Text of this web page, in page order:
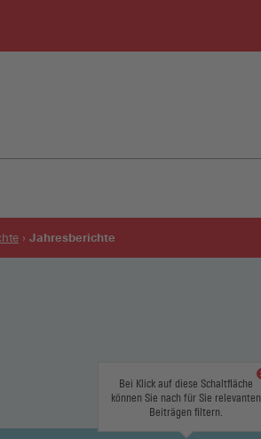
Jahresberichte
Bei Klick auf diese Schaltfläche
können Sie nach für Sie relevanten
Beiträgen filtern.